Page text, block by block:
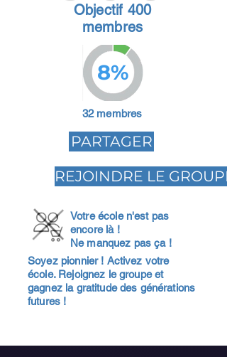
Objectif 400
membres
8%
32 membres
PARTAGER
REJOINDRE LE GROUPE
Votre école n'est pas
encore là !
Ne manquez pas ça !
Soyez pionnier ! Activez votre
école. Rejoignez le groupe et
gagnez la gratitude des générations
futures !